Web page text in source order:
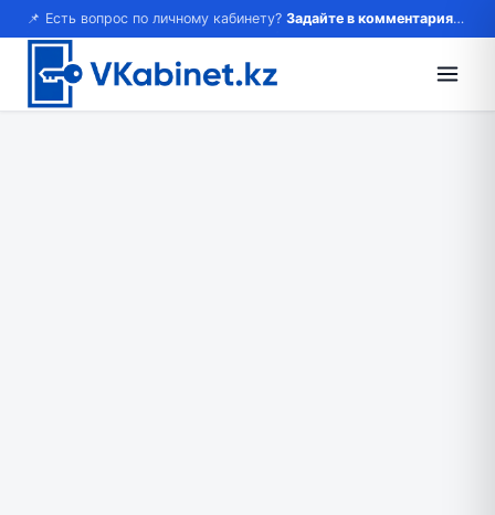
📌 Есть вопрос по личному кабинету? Задайте в комментариях — ответим!